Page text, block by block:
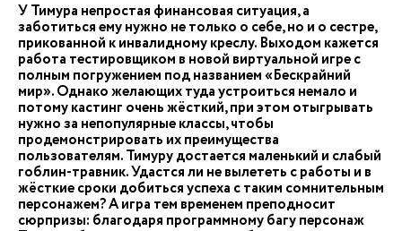
У Тимура непростая финансовая ситуация, а
заботиться ему нужно не только о себе, но и о сестре,
прикованной к инвалидному креслу. Выходом кажется
работа тестировщиком в новой виртуальной игре с
полным погружением под названием «Бескрайний
мир». Однако желающих туда устроиться немало и
потому кастинг очень жёсткий, при этом отыгрывать
нужно за непопулярные классы, чтобы
продемонстрировать их преимущества
пользователям. Тимуру достается маленький и слабый
гоблин-травник. Удастся ли не вылететь с работы и в
жёсткие сроки добиться успеха с таким сомнительным
персонажем? А игра тем временем преподносит
сюрпризы: благодаря программному багу персонаж